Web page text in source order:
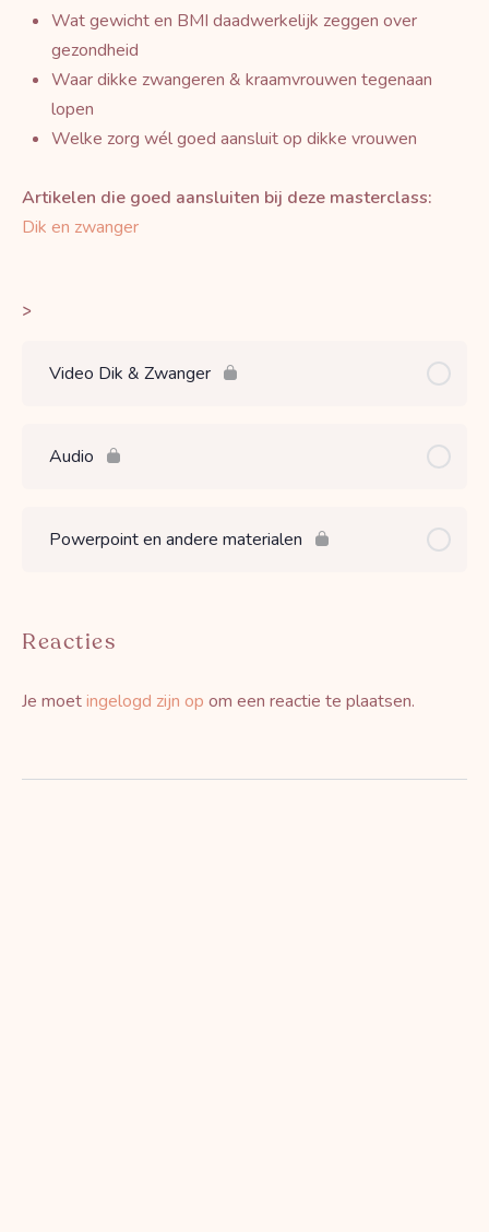
Wat gewicht en BMI daadwerkelijk zeggen over
gezondheid
Waar dikke zwangeren & kraamvrouwen tegenaan
lopen
Welke zorg wél goed aansluit op dikke vrouwen
Artikelen die goed aansluiten bij deze masterclass:
Dik en zwanger
>
Video Dik & Zwanger
Audio
Powerpoint en andere materialen
Reacties
Je moetingelogd zijn op om een reactie te plaatsen.